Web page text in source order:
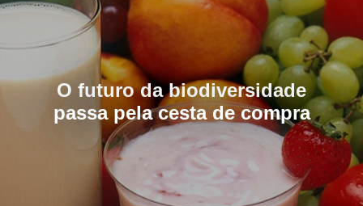
O futuro da biodiversidade
passa pela cesta de compra